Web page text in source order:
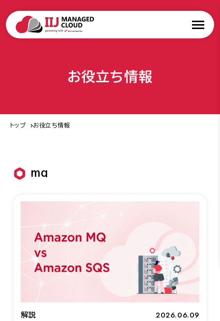
お役立ち情報
トップ お役立ち情報
mq
解説 2026.06.09